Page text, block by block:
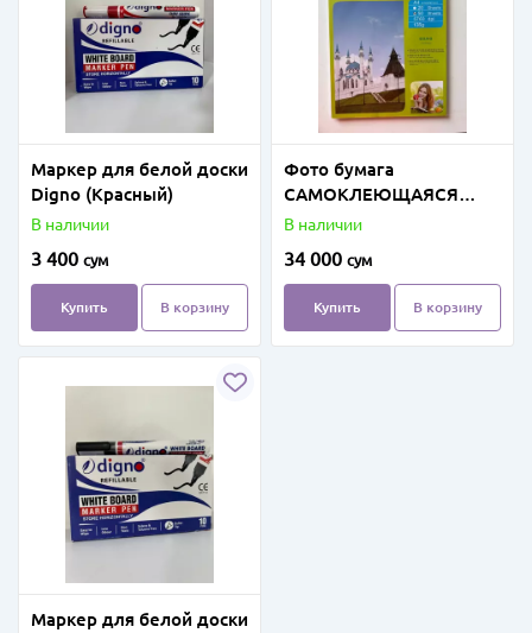
Маркер для белой доски
Digno (Красный)
В наличии
3 400 сум
Купить В корзину
Фото бумага
САМОКЛЕЮЩАЯСЯ
глянцевая А4 135г, 50л
В наличии
34 000 сум
Купить В корзину
Маркер для белой доски